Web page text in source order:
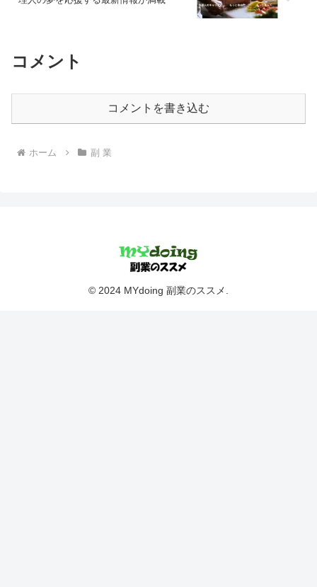
コメント
コメントを書き込む
ホーム 副 業
© 2024 MYdoing 副業のススメ.